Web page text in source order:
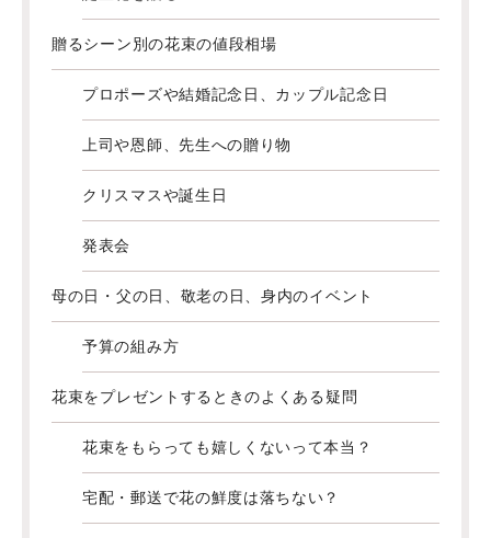
贈るシーン別の花束の値段相場
プロポーズや結婚記念日、カップル記念日
上司や恩師、先生への贈り物
クリスマスや誕生日
発表会
母の日・父の日、敬老の日、身内のイベント
予算の組み方
花束をプレゼントするときのよくある疑問
花束をもらっても嬉しくないって本当？
宅配・郵送で花の鮮度は落ちない？